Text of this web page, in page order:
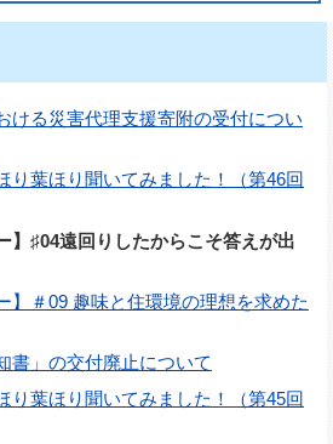
ける災害代理支援寄附の受付につい
り葉ほり聞いてみました！（第46回
】♯04遠回りしたからこそ答えが出
】＃09 趣味と住環境の理想を求めた
書」の交付廃止について
り葉ほり聞いてみました！（第45回